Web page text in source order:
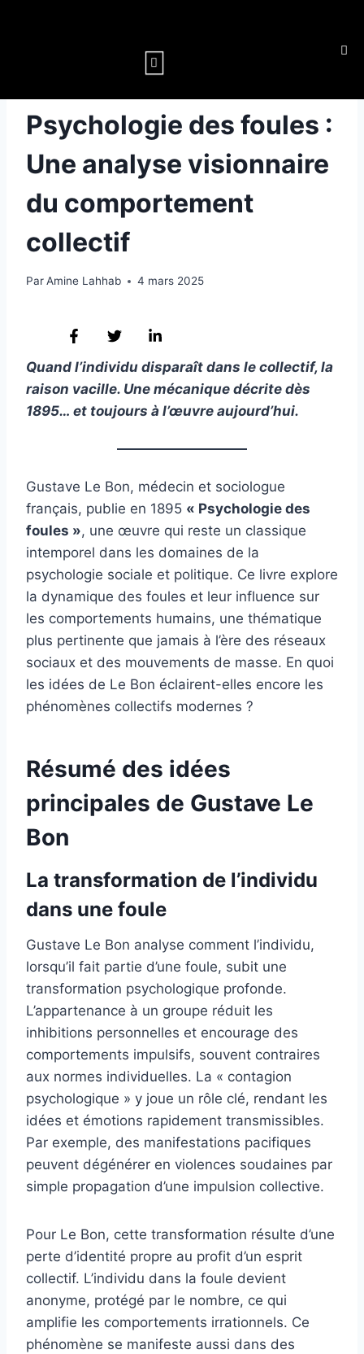
Psychologie des foules :
Une analyse visionnaire
du comportement
collectif
ParAmine Lahhab 4 mars 2025
Quand l’individu disparaît dans le collectif, la
raison vacille. Une mécanique décrite dès
1895… et toujours à l’œuvre aujourd’hui.
Gustave Le Bon, médecin et sociologue
français, publie en 1895 « Psychologie des
foules », une œuvre qui reste un classique
intemporel dans les domaines de la
psychologie sociale et politique. Ce livre explore
la dynamique des foules et leur influence sur
les comportements humains, une thématique
plus pertinente que jamais à l’ère des réseaux
sociaux et des mouvements de masse. En quoi
les idées de Le Bon éclairent-elles encore les
phénomènes collectifs modernes ?
Résumé des idées
principales de Gustave Le
Bon
La transformation de l’individu
dans une foule
Gustave Le Bon analyse comment l’individu,
lorsqu’il fait partie d’une foule, subit une
transformation psychologique profonde.
L’appartenance à un groupe réduit les
inhibitions personnelles et encourage des
comportements impulsifs, souvent contraires
aux normes individuelles. La « contagion
psychologique » y joue un rôle clé, rendant les
idées et émotions rapidement transmissibles.
Par exemple, des manifestations pacifiques
peuvent dégénérer en violences soudaines par
simple propagation d’une impulsion collective.
Pour Le Bon, cette transformation résulte d’une
perte d’identité propre au profit d’un esprit
collectif. L’individu dans la foule devient
anonyme, protégé par le nombre, ce qui
amplifie les comportements irrationnels. Ce
phénomène se manifeste aussi dans des